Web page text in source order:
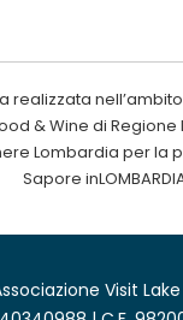
realizzata
& Wine di Regione
Lombardia per la
Sapore
Visit